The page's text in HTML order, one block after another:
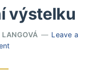
výstelku
LANGOVÁ
Leave a